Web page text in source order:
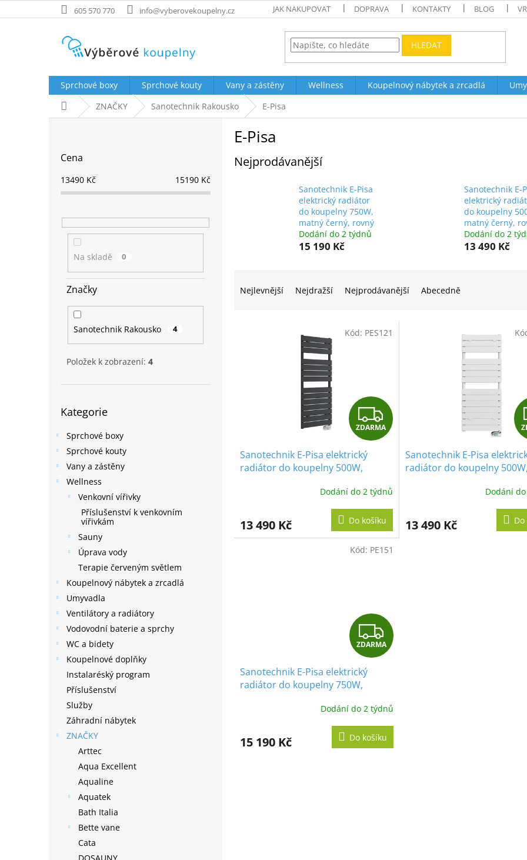
na
605 570 770 info@vyberovekoupelny.cz JAK NAKUPOVAT DOPRAVA KONTAKTY BLOG
HLEDAT
Sprchové boxy Sprchové kouty Vany a zástěny Wellness Koupelnový nábytek a zrcadlá
Domů ZNAČKY Sanotechnik Rakousko E-Pisa
Cena
13490 Kč 15190 Kč
Na skladě 0
Značky
Sanotechnik Rakousko 4
Položek k zobrazení: 4
kategorie
Kategorie
Sprchové boxy
Sprchové kouty
Vany a zástěny
Wellness
Venkovní vířivky
Příslušenství k venkovním
vířivkám
Sauny
Úprava vody
Terapie červeným světlem
Koupelnový nábytek a zrcadlá
Umyvadla
Ventilátory a radiátory
Vodovodní baterie a sprchy
WC a bidety
Koupelnové doplňky
Instalaréský program
Příslušenství
Služby
Záhradní nábytek
ZNAČKY
Arttec
Aqua Excellent
Aqualine
Aquatek
Bath Italia
Bette vane
Cata
E-Pisa
Nejprodávanější
Sanotechnik E-Pisa
elektrický radiátor
do koupelny 750W,
matný černý, rovný
Dodání do 2 týdnů
15 190 Kč
Sanotechnik E-
elektrický
do koupelny
matný černý,
Dodání do 2
13 490 Kč
Nejlevnější Nejdražší Nejprodávanější Abecedně
Z
D
R
M
A
ZDARMA
Sanotechnik E-Pisa elektrický
radiátor do koupelny 500W,
Dodání do 2 týdnů
13 490 Kč Do košíku
Kód: PES121
Sanotechnik E-Pisa
radiátor do koupelny
Dodání
13 490 Kč
Z
D
R
M
A
ZDARMA
Sanotechnik E-Pisa elektrický
radiátor do koupelny 750W,
Dodání do 2 týdnů
15 190 Kč Do košíku
Kód: PE151